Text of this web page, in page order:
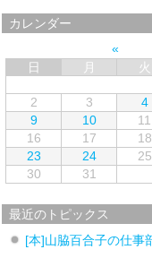
カレンダー
日
月 火
2
3 4
9
10 11
16
17 18
23
24 25
30
31
最近のトピックス
[本]山脇百合子の仕事